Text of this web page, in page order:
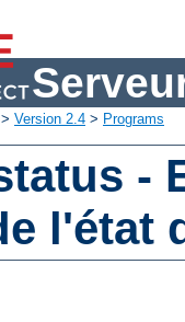
> Version 2.4 > Programs
-
l'état